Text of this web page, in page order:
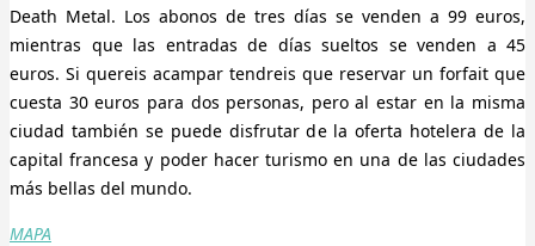
Death Metal. Los abonos de tres días se venden a 99 euros,
mientras que las entradas de días sueltos se venden a 45
euros. Si quereis acampar tendreis que reservar un forfait que
cuesta 30 euros para dos personas, pero al estar en la misma
ciudad también se puede disfrutar de la oferta hotelera de la
capital francesa y poder hacer turismo en una de las ciudades
más bellas del mundo.
MAPA